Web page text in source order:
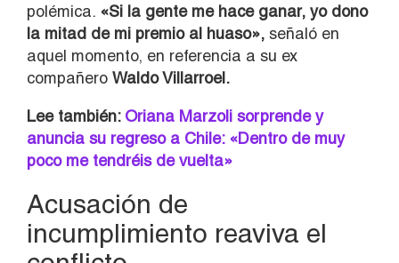
polémica. «Si la gente me hace ganar, yo dono
la mitad de mi premio al huaso», señaló en
aquel momento, en referencia a su ex
compañero Waldo Villarroel.
Lee también: Oriana Marzoli sorprende y
anuncia su regreso a Chile: «Dentro de muy
poco me tendréis de vuelta»
Acusación de
incumplimiento reaviva el